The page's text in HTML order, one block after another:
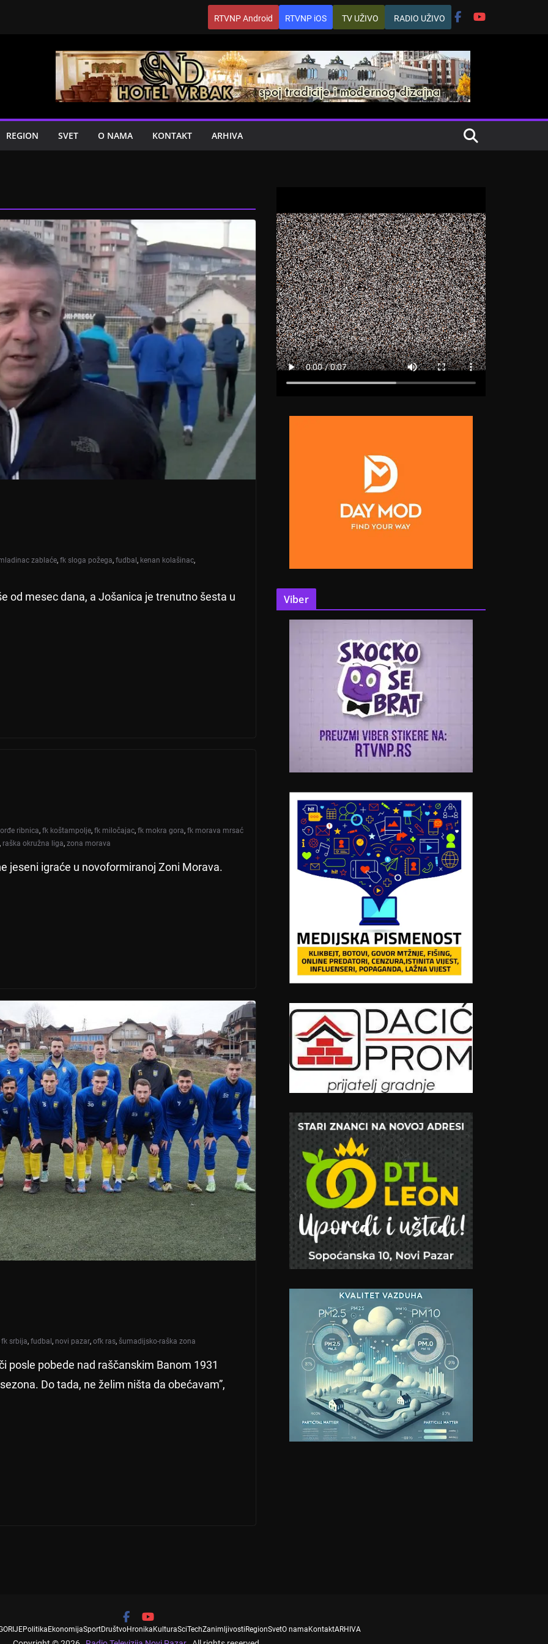
RTVNP Android RTVNP iOS TV UŽIVO RADIO UŽIVO
REGION SVET O NAMA KONTAKT ARHIVA
zablaće, fk sloga požega, fudbal , kenan kolašinac,
od mesec dana, a Jošanica je trenutno šesta u
ribnica, fk koštampolje, fk miločajac, fk mokra gora, fk morava mrsać
, raška okružna liga, zona morava
jeseni igraće u novoformiranoj Zoni Morava.
fk srbija, fudbal , novi pazar, ofk ras, šumadijsko-raška zona
posle pobede nad raščanskim Banom 1931
Do tada, ne želim ništa da obećavam”,
Viber
Politika EkonomijaSportDruštvoHronika KulturaSciTechZanimljivosti RegionSvetO nama KontaktARHIVA